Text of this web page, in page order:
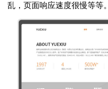
乱，页面响应速度很慢等等。